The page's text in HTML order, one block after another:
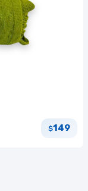
$149